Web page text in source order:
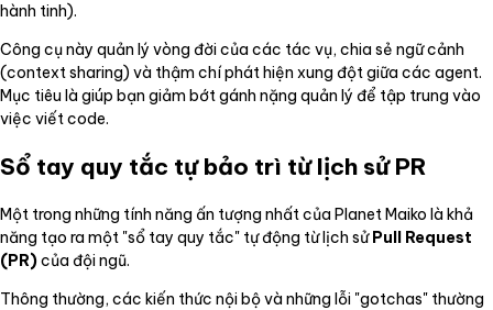
hành tinh).
Công cụ này quản lý vòng đời của các tác vụ, chia sẻ ngữ cảnh
(context sharing) và thậm chí phát hiện xung đột giữa các agent.
Mục tiêu là giúp bạn giảm bớt gánh nặng quản lý để tập trung vào
việc viết code.
Sổ tay quy tắc tự bảo trì từ lịch sử PR
Một trong những tính năng ấn tượng nhất của Planet Maiko là khả
năng tạo ra một "sổ tay quy tắc" tự động từ lịch sửPull Request
(PR)của đội ngũ.
Thông thường, các kiến thức nội bộ và những lỗi "gotchas" thường